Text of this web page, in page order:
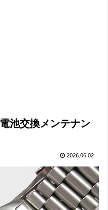
池交換メンテナン
2026.06.02